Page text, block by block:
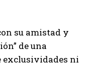
su amistad y
de una
exclusividades ni